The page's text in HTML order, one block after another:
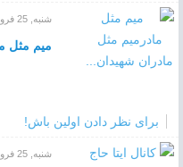
شنبه, 25 فروردين 1403 ساعت 11:27
میم مثل
برای نظر دادن اولین باش!
شنبه, 25 فروردين 1403 ساعت 11:25